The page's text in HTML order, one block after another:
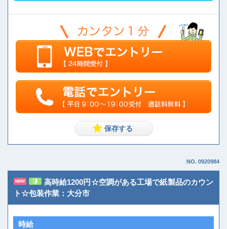
NO. 0920984
高時給1200円☆空調がある工場で紙製品のカウン
ト☆包装作業：大分市
時給